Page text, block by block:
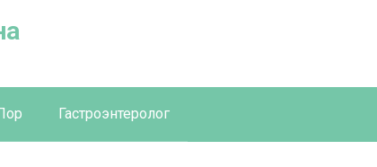
Гастроэнтеролог